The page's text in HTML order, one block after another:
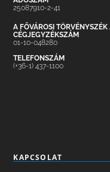
25087910-2-41
A FŐVÁROSI
CÉGJEGYZÉKSZÁM
01-10-048280
TELEFONSZÁM
(+36-1) 437-1100
KAPCSOLAT